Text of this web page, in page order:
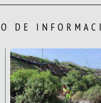
DE